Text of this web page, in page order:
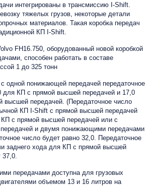
интегрированы в трансмиссию I-Shift.
тяжелых грузов, некоторые детали
материалов. Такая коробка передач
КП I-Shift.
FH16.750, оборудованный новой коробкой
способен работать в составе
1 до 325 тонн
одной понижающей передачей передаточное
для КП с прямой высшей передачей и 17,0
передачей. (Передаточное число
КП I-Shift с прямой высшей передачей
с прямой высшей передачей или с
и двумя понижающими передачами
число будет равно 32,0. Передаточное
заднего хода для КП с прямой высшей
передачами доступна для грузовых
объемом 13 и 16 литров на